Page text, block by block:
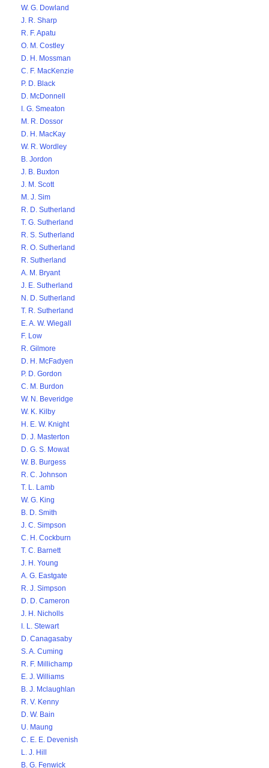
W. G. Dowland
J. R. Sharp
R. F. Apatu
O. M. Costley
D. H. Mossman
C. F. MacKenzie
P. D. Black
D. McDonnell
I. G. Smeaton
M. R. Dossor
D. H. MacKay
W. R. Wordley
B. Jordon
J. B. Buxton
J. M. Scott
M. J. Sim
R. D. Sutherland
T. G. Sutherland
R. S. Sutherland
R. O. Sutherland
R. Sutherland
A. M. Bryant
J. E. Sutherland
N. D. Sutherland
T. R. Sutherland
E. A. W. Wiegall
F. Low
R. Gilmore
D. H. McFadyen
P. D. Gordon
C. M. Burdon
W. N. Beveridge
W. K. Kilby
H. E. W. Knight
D. J. Masterton
D. G. S. Mowat
W. B. Burgess
R. C. Johnson
T. L. Lamb
W. G. King
B. D. Smith
J. C. Simpson
C. H. Cockburn
T. C. Barnett
J. H. Young
A. G. Eastgate
R. J. Simpson
D. D. Cameron
J. H. Nicholls
I. L. Stewart
D. Canagasaby
S. A. Cuming
R. F. Millichamp
E. J. Williams
B. J. Mclaughlan
R. V. Kenny
D. W. Bain
U. Maung
C. E. E. Devenish
L. J. Hill
B. G. Fenwick